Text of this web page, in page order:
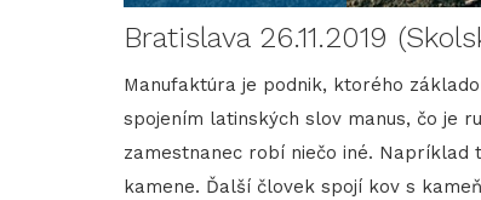
Bratislava 26.11.2019
Manufaktúra je podnik, ktorého
spojením latinských slov manus, čo je
zamestnanec robí niečo iné.
kamene. Ďalší človek spojí kov s